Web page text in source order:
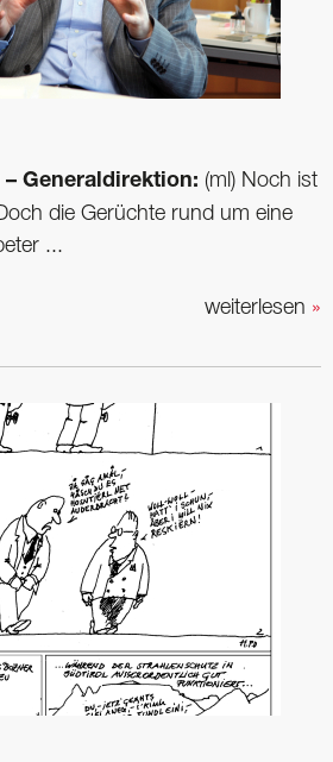
Generaldirektion: (ml) Noch ist
die Gerüchte rund um eine
...
weiterlesen »